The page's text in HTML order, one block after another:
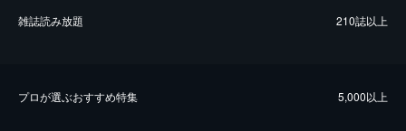
雑誌読み放題 210誌以上
プロが選ぶおすすめ特集 5,000以上